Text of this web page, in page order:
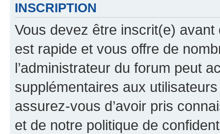
INSCRIPTION
Vous devez être inscrit(e) avant
est rapide et vous offre de
l’administrateur du forum peut
supplémentaires aux
assurez-vous d’avoir pris
et de notre politique de